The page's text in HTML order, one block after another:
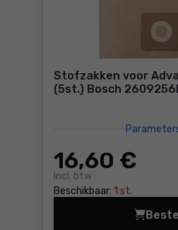
Stofzakken voor
(5st.) Bosch
16,60 €
Incl. btw
Beschikbaar: 1 st.